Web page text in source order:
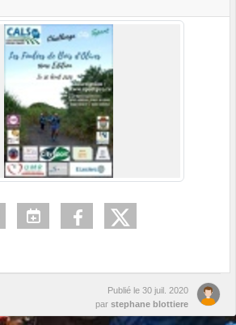
Publié le 30 juil. 2020
par stephane blottiere